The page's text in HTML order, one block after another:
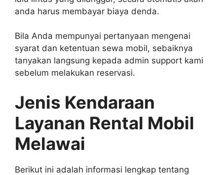
anda harus membayar biaya denda.
Bila Anda mempunyai pertanyaan mengenai
syarat dan ketentuan sewa mobil, sebaiknya
tanyakan langsung kepada admin support kami
sebelum melakukan reservasi.
Jenis Kendaraan
Layanan Rental Mobil
Melawai
Berikut ini adalah informasi lengkap tentang